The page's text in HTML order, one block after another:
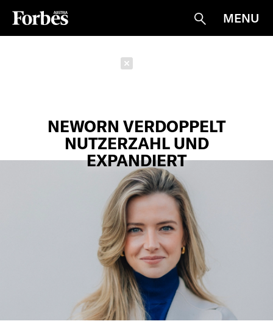
Suche
MENU
NEWORN VERDOPPELT
NUTZERZAHL UND
EXPANDIERT